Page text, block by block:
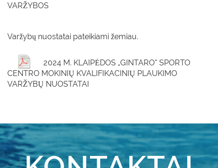
VARŽYBOS
Varžybų nuostatai pateikiami žemiau.
2024 M. KLAIPĖDOS „GINTARO“ SPORTO
CENTRO MOKINIŲ KVALIFIKACINIŲ PLAUKIMO
VARŽYBŲ NUOSTATAI